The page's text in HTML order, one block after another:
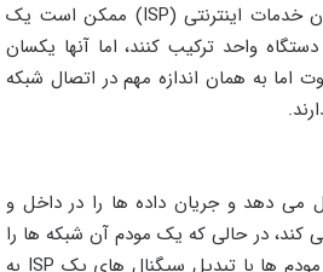
اگرچه برخی از ارائه دهندگان خدمات اینترنتی (ISP) ممکن است یک
واحد ترکیب کنند، اما آنها یکسان
اما به همان اندازه مهم در اتصال شبکه
می دهد و جریان داده ها را در داخل و
در حالی که یک مودم آن شبکه ها را